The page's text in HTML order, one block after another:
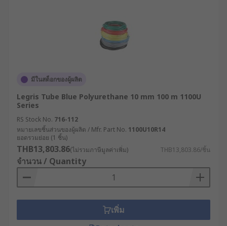
มีในสต็อกของผู้ผลิต
Legris Tube Blue Polyurethane 10 mm 100 m 1100U
Series
RS Stock No. 716-112
หมายเลขชิ้นส่วนของผู้ผลิต / Mfr. Part No. 1100U10R14
ยอดรวมย่อย (1 ชิ้น)
THB13,803.86(ไม่รวมภาษีมูลค่าเพิ่ม) THB13,803.86/ชิ้น
จำนวน / Quantity
เพิ่ม